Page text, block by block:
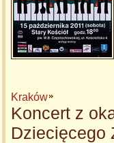
Kraków
Koncert z
Dziecięcego